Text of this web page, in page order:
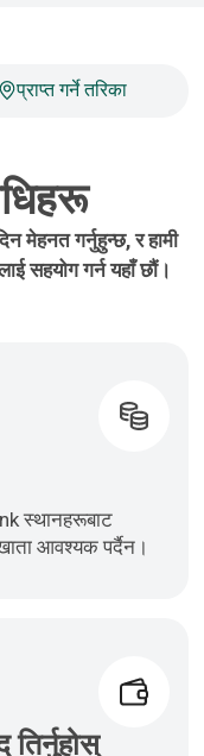
प्राप्त गर्ने तरिका
मेहनत गर्नुहुन्छ, र हामी
सहयोग गर्न यहाँ छौं।
स्थानहरूबाट
आवश्यक पर्दैन।